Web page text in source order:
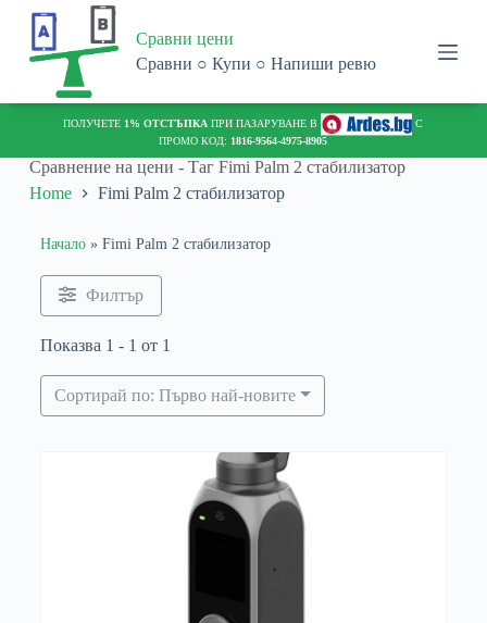
o
Сравни цени
Сравни ○ Купи ○ Напиши ревю
ПОЛУЧЕТЕ 1% ОТСТЪПКА ПРИ ПАЗАРУВАНЕ В
С
ПРОМО КОД: 1816-9564-4975-8905
Сравнение на цени - ТагFimi Palm 2 стабилизатор
Home
Fimi Palm 2 стабилизатор
Начало» Fimi Palm 2 стабилизатор
Филтър
Показва 1 - 1 от 1
Сортирай по: Първо най-новите